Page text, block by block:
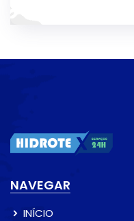
NAVEGAR
INÍCIO